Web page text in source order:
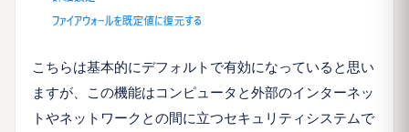
こちらは基本的にデフォルトで有効になっていると思い
ますが、この機能はコンピュータと外部のインターネッ
トやネットワークとの間に立つセキュリティシステムで